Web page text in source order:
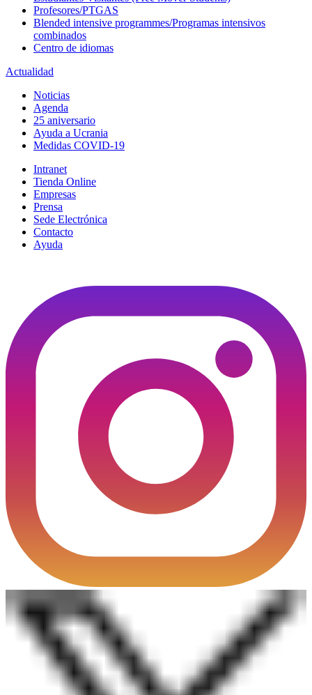
Profesores/PTGAS
Blended intensive programmes/Programas intensivos
combinados
Centro de idiomas
Actualidad
Noticias
Agenda
25 aniversario
Ayuda a Ucrania
Medidas COVID-19
Intranet
Tienda Online
Empresas
Prensa
Sede Electrónica
Contacto
Ayuda